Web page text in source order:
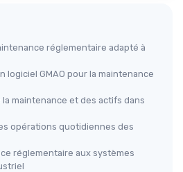
réglementaire adapté à
logiciel GMAO pour la maintenance
maintenance et des actifs dans
opérations quotidiennes des
réglementaire aux systèmes